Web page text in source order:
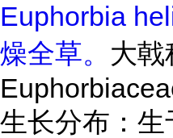
Euphorbia
燥全草。 大戟
生长分布：生